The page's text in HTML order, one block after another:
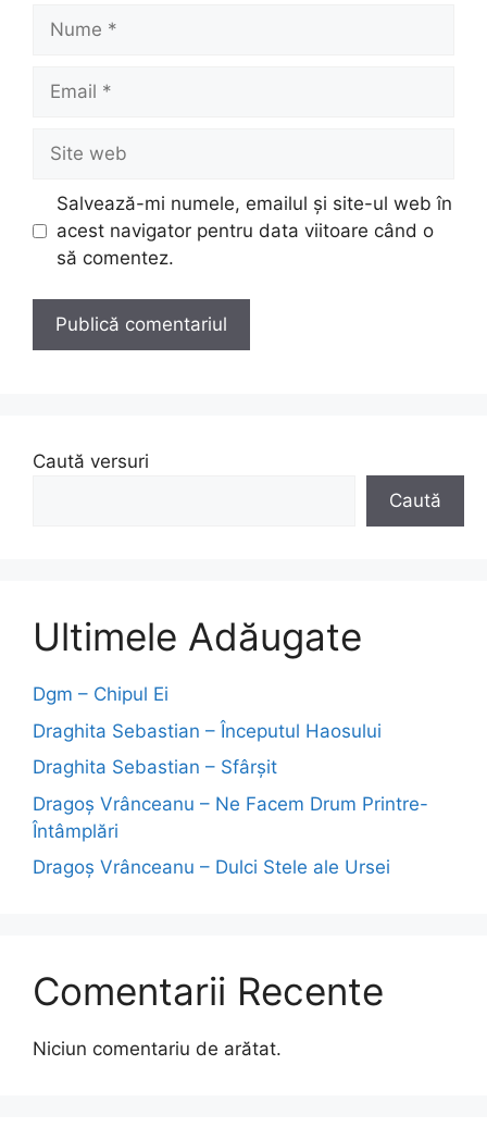
web
Salvează-mi numele, emailul și site-ul web în
acest navigator pentru data viitoare când o
să comentez.
Caută versuri
Caută
Ultimele Adăugate
Dgm – Chipul Ei
Draghita Sebastian – Începutul Haosului
Draghita Sebastian – Sfârșit
Dragoş Vrânceanu – Ne Facem Drum Printre-
Întâmplări
Dragoş Vrânceanu – Dulci Stele ale Ursei
Comentarii Recente
Niciun comentariu de arătat.